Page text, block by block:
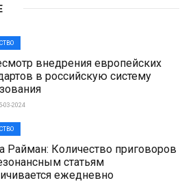
внедрения европейских
в российскую систему
03-2024
Райман: Количество приговоров
статьям
ежедневно